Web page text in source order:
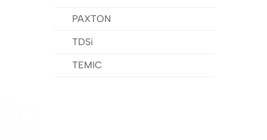
PAXTON
TDSi
TEMIC